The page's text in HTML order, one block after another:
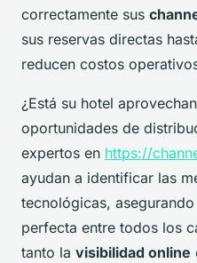
correctamente sus
sus reservas directas
reducen costos
¿Está su hotel
oportunidades de
expertos en https://
ayudan a identificar las
tecnológicas,
perfecta entre todos los
tanto la visibilidad online